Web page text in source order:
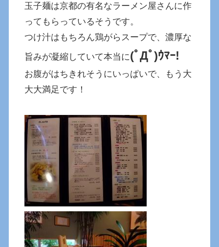
玉子麺は京都の有名なラーメン屋さんに作
ってもらっているそうです。
つけ汁はもちろん鶏がらスープで、濃厚な
旨みが凝縮していて本当に(ﾟДﾟ)ｳﾏｰ!
お腹がはちきれそうにいっぱいで、もう大
大大満足です！